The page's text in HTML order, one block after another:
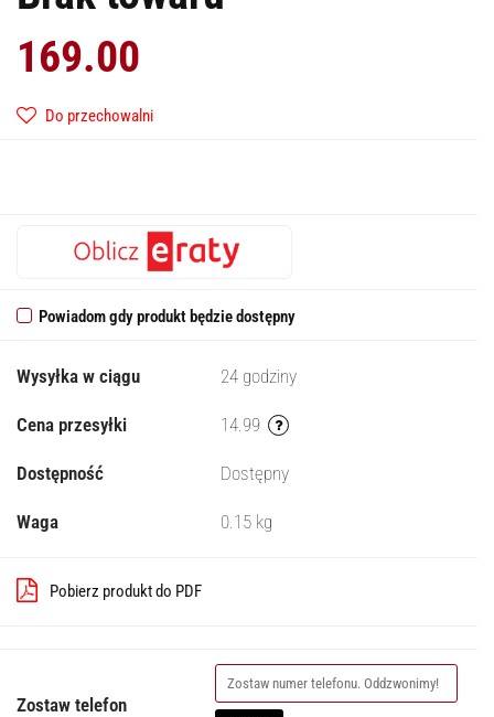
169.00
Do przechowalni
Powiadom gdy produkt będzie dostępny
Wysyłka w ciągu 24 godziny
Cena przesyłki 14.99
Dostępność Dostępny
Waga 0.15 kg
Pobierz produkt do PDF
Zostaw telefon